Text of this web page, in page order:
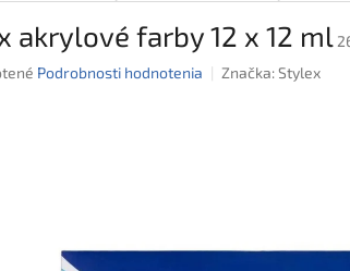
akrylové farby 12 x 12 ml
Podrobnosti hodnotenia Značka:Stylex